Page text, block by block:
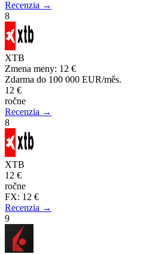
Recenzia →
8
XTB
Zmena meny: 12 €
Zdarma do 100 000 EUR/měs.
12 €
ročne
Recenzia →
8
XTB
12 €
ročne
FX: 12 €
Recenzia →
9